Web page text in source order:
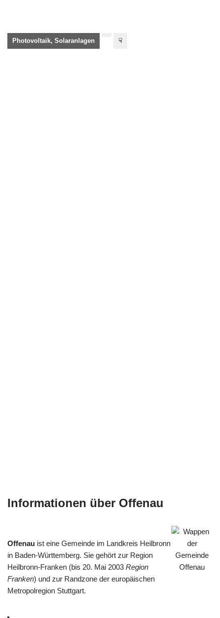
Photovoltaik, Solaranlagen ☟
Informationen über Offenau
Offenau ist eine Gemeinde im Landkreis Heilbronn
in Baden-Württemberg. Sie gehört zur Region
Heilbronn-Franken (bis 20. Mai 2003 Region
Franken) und zur Randzone der europäischen
Metropolregion Stuttgart.